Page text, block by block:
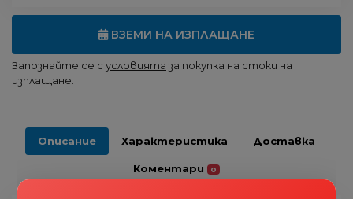
ВЗЕМИ НА ИЗПЛАЩАНЕ
Запознайте се с условията за покупка на стоки на
изплащане.
Описание Характеристика Доставка
Коментари 0